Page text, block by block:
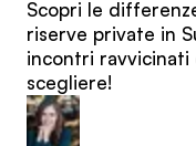
Scopri le
riserve private in
incontri ravvicinati
scegliere!